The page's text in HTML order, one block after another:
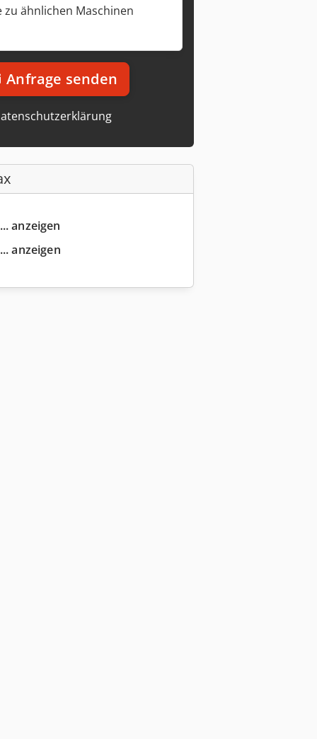
zu ähnlichen Maschinen
Anfrage senden
anzeigen
anzeigen